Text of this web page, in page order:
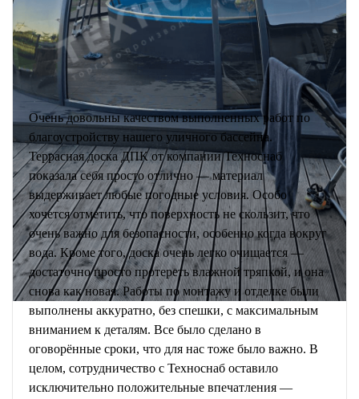
Очень довольны качеством выполненных работ по
благоустройству нашего уличного бассейна.
Террасная доска ДПК от компании Техноснаб
показала себя просто отлично — материал
выдерживает любые погодные условия. Особо
хочется отметить, что поверхность не скользит, что
очень важно для безопасности, особенно когда вокруг
вода. Кроме того, доска очень легко очищается —
достаточно просто протереть влажной тряпкой, и она
снова как новая. Работы по монтажу и отделке были
выполнены аккуратно, без спешки, с максимальным
вниманием к деталям. Все было сделано в
оговорённые сроки, что для нас тоже было важно. В
целом, сотрудничество с Техноснаб оставило
исключительно положительные впечатления —